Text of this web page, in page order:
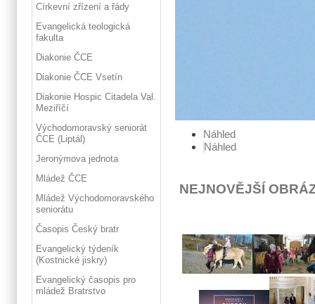
Náhled
Náhled
NEJNOVĚJŠÍ
Církevní zřízení a řády
Evangelická teologická
fakulta
Diakonie ČCE
Diakonie ČCE Vsetín
Diakonie Hospic Citadela Val.
Meziříčí
Východomoravský seniorát
ČCE (Liptál)
Jeronýmova jednota
Mládež ČCE
Mládež Východomoravského
seniorátu
Časopis Český bratr
Evangelický týdeník
(Kostnické jiskry)
Evangelický časopis pro
mládež Bratrstvo